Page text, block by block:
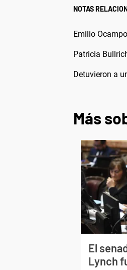
NOTAS
Emilio
Patricia
Detuvieron a
Más
El
Lynch